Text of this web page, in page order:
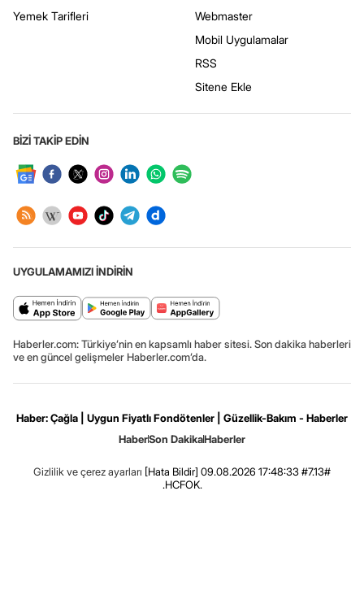
Yemek Tarifleri
Webmaster
Mobil Uygulamalar
RSS
Sitene Ekle
BİZİ TAKİP EDİN
UYGULAMAMIZI İNDİRİN
Haberler.com: Türkiye’nin en kapsamlı haber sitesi. Son dakika haberleri
ve en güncel gelişmeler Haberler.com’da.
Haber: Çağla | Uygun Fiyatlı Fondötenler | Güzellik-Bakım - Haberler
HaberSon DakikaHaberler
Gizlilik ve çerez ayarları [Hata Bildir] 09.08.2026 17:48:33 #7.13#
.HCFOK.